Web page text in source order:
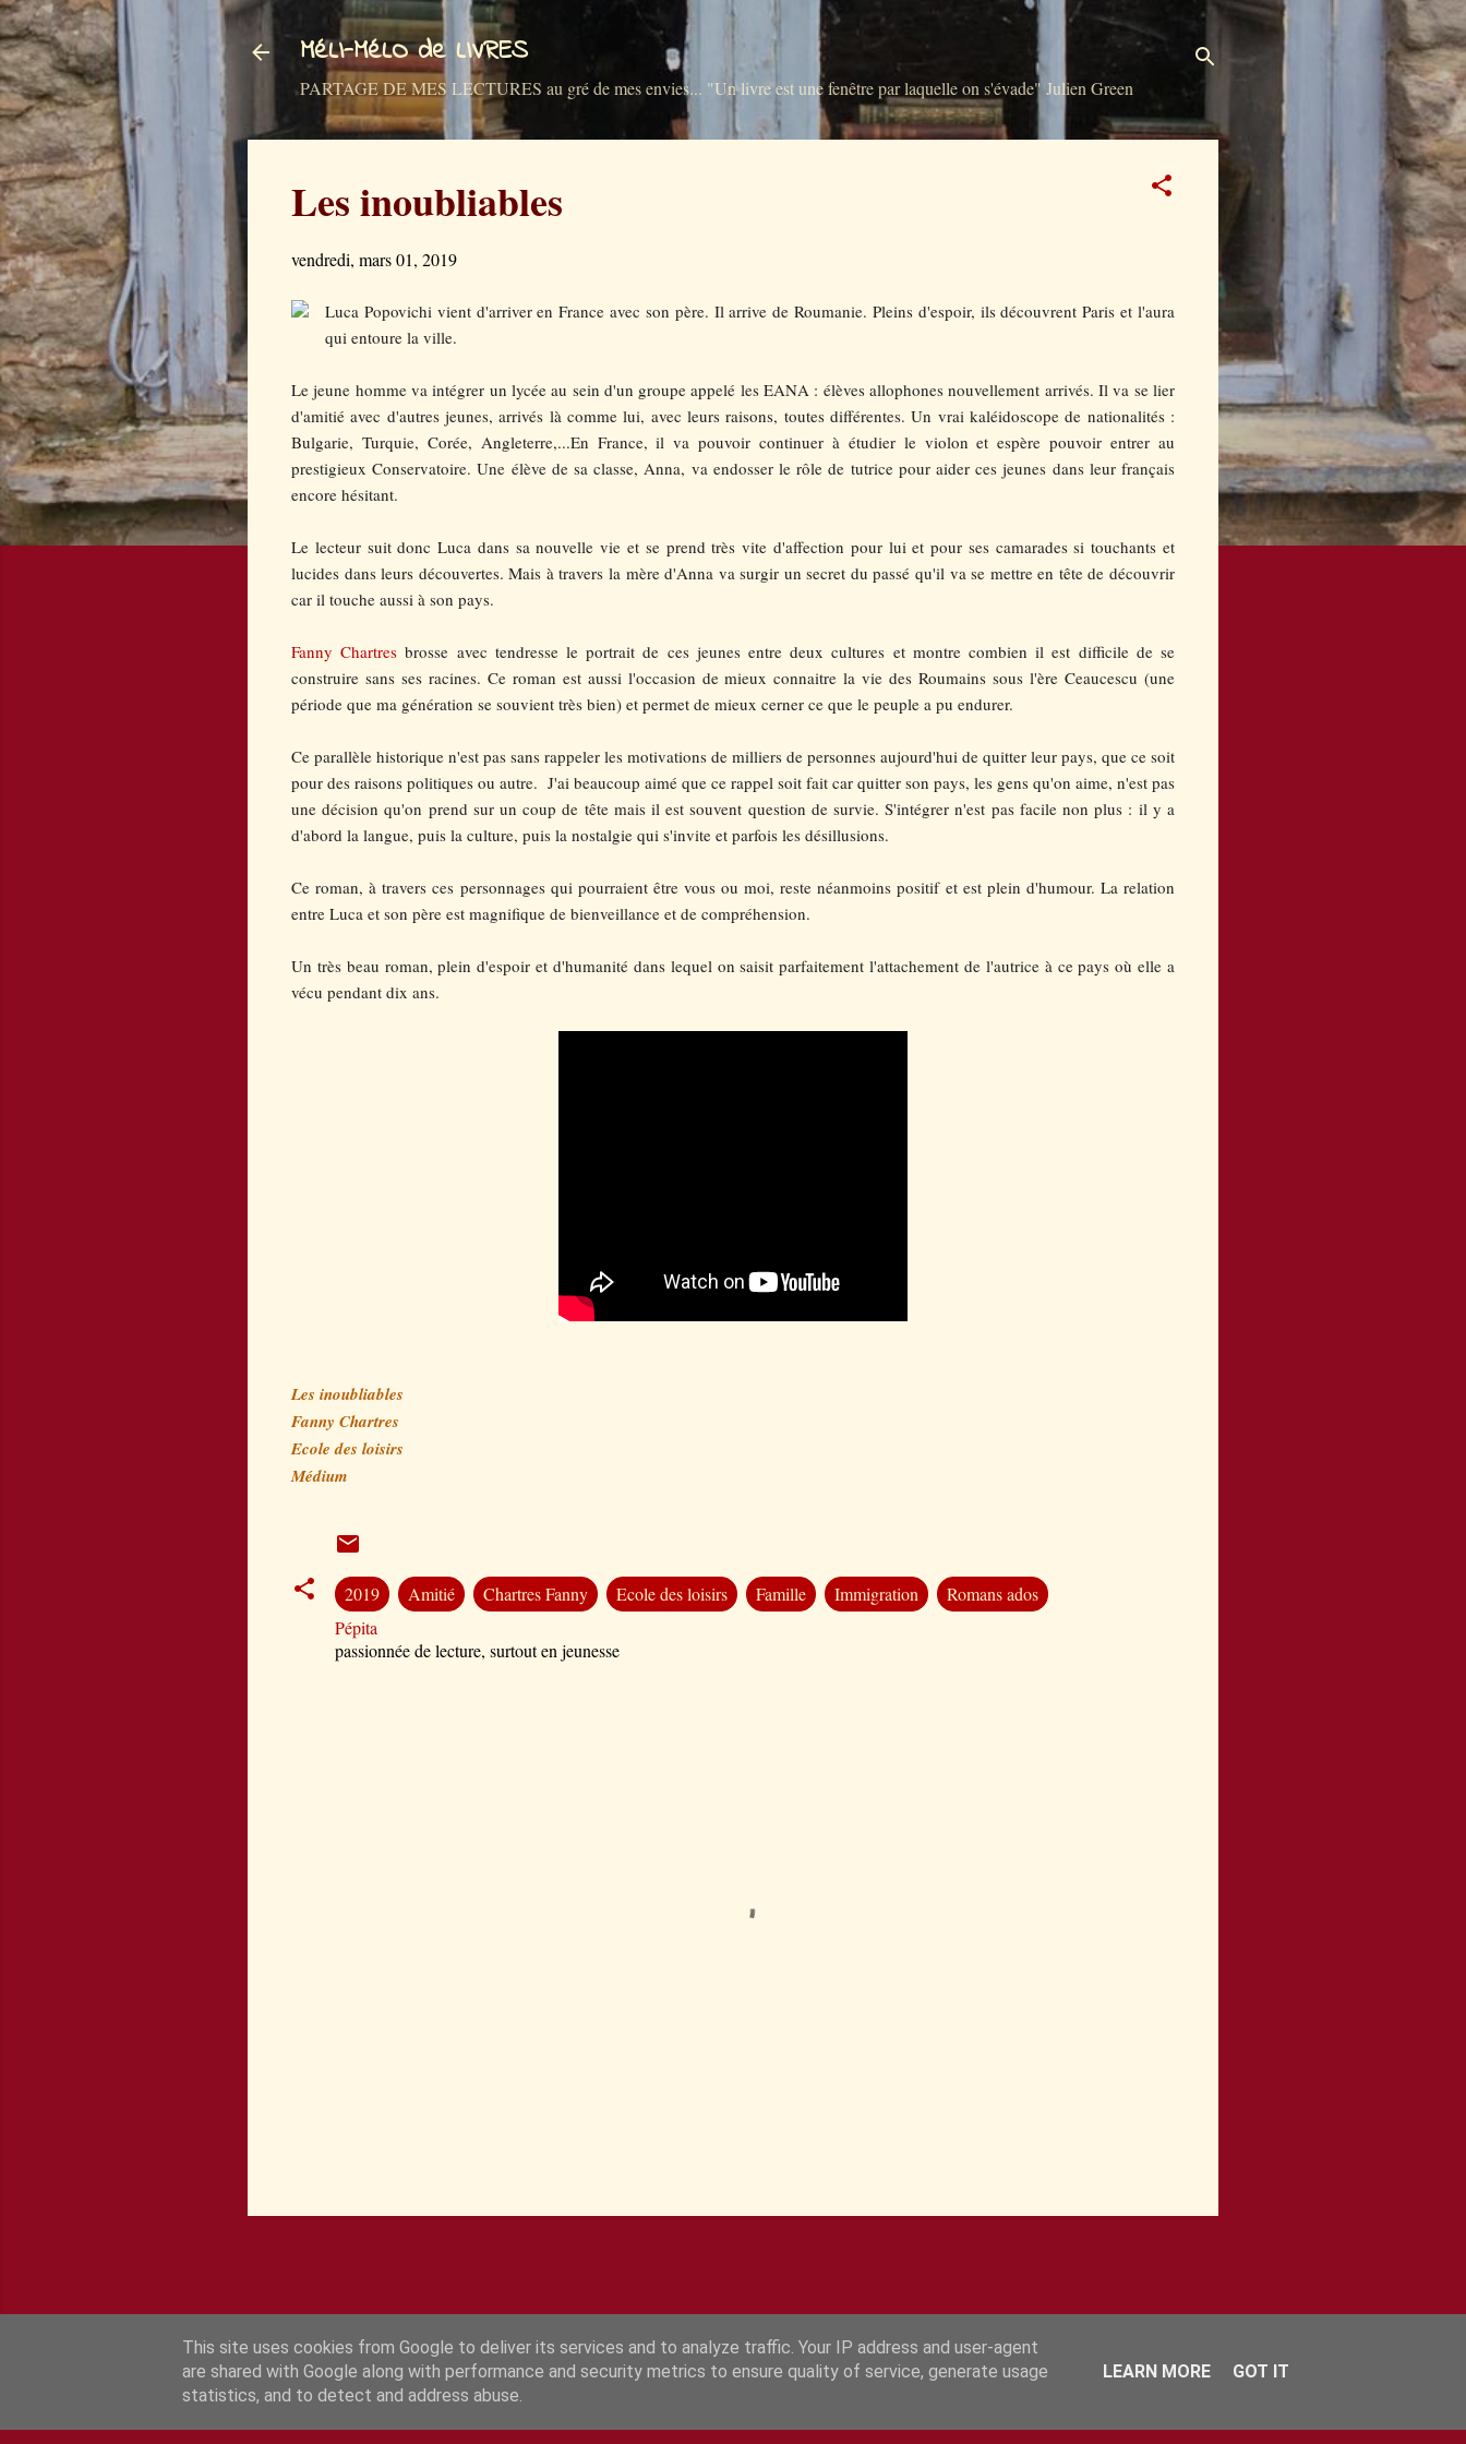
Accéder au contenu principal
MéLI-MéLO de LIVRES
PARTAGE DE MES LECTURES au gré de mes envies... "Un livre est une fenêtre par laquelle on s'évade" Julien Green
Les inoubliables
vendredi, mars 01, 2019
Luca Popovichi vient d'arriver en France avec son père. Il arrive de Roumanie. Pleins d'espoir, ils découvrent Paris et l'aura
qui entoure la ville.
Le jeune homme va intégrer un lycée au sein d'un groupe appelé les EANA : élèves allophones nouvellement arrivés. Il va se lier
d'amitié avec d'autres jeunes, arrivés là comme lui, avec leurs raisons, toutes différentes. Un vrai kaléidoscope de nationalités :
Bulgarie, Turquie, Corée, Angleterre,...En France, il va pouvoir continuer à étudier le violon et espère pouvoir entrer au
prestigieux Conservatoire. Une élève de sa classe, Anna, va endosser le rôle de tutrice pour aider ces jeunes dans leur français
encore hésitant.
Le lecteur suit donc Luca dans sa nouvelle vie et se prend très vite d'affection pour lui et pour ses camarades si touchants et
lucides dans leurs découvertes. Mais à travers la mère d'Anna va surgir un secret du passé qu'il va se mettre en tête de découvrir
car il touche aussi à son pays.
Fanny Chartres brosse avec tendresse le portrait de ces jeunes entre deux cultures et montre combien il est difficile de se
construire sans ses racines. Ce roman est aussi l'occasion de mieux connaitre la vie des Roumains sous l'ère Ceaucescu (une
période que ma génération se souvient très bien) et permet de mieux cerner ce que le peuple a pu endurer.
Ce parallèle historique n'est pas sans rappeler les motivations de milliers de personnes aujourd'hui de quitter leur pays, que ce soit
pour des raisons politiques ou autre. J'ai beaucoup aimé que ce rappel soit fait car quitter son pays, les gens qu'on aime, n'est pas
une décision qu'on prend sur un coup de tête mais il est souvent question de survie. S'intégrer n'est pas facile non plus : il y a
d'abord la langue, puis la culture, puis la nostalgie qui s'invite et parfois les désillusions.
Ce roman, à travers ces personnages qui pourraient être vous ou moi, reste néanmoins positif et est plein d'humour. La relation
entre Luca et son père est magnifique de bienveillance et de compréhension.
Un très beau roman, plein d'espoir et d'humanité dans lequel on saisit parfaitement l'attachement de l'autrice à ce pays où elle a
vécu pendant dix ans.
Les inoubliables
Fanny Chartres
Ecole des loisirs
Médium
2019 Amitié Chartres Fanny Ecole des loisirs Famille Immigration
Romans ados
Pépita
passionnée de lecture, surtout en jeunesse
Fourni par Blogger
This site uses cookies from Google to deliver its services and to analyze traffic. Your IP address and user-agent
are shared with Google along with performance and security metrics to ensure quality of service, generate usage
statistics, and to detect and address abuse.
LEARN MORE GOT IT